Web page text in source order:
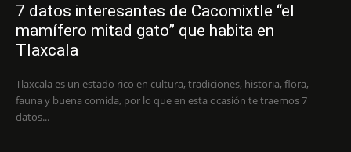
7 datos interesantes de Cacomixtle “el
mamífero mitad gato” que habita en
Tlaxcala
Tlaxcala es un estado rico en cultura, tradiciones, historia, flora,
fauna y buena comida, por lo que en esta ocasión te traemos 7
datos...